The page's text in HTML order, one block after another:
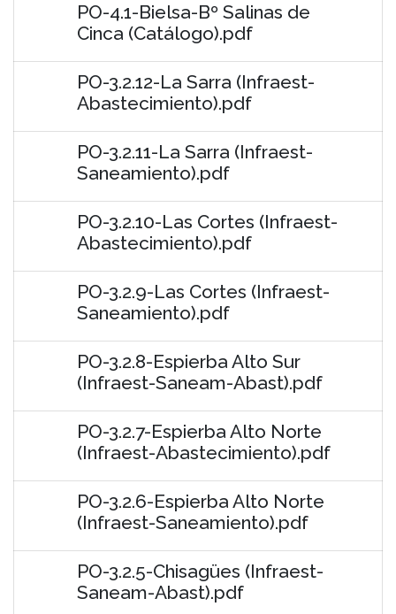
PO-4.1-Bielsa-Bº Salinas de
Cinca (Catálogo).pdf
PO-3.2.12-La Sarra (Infraest-
Abastecimiento).pdf
PO-3.2.11-La Sarra (Infraest-
Saneamiento).pdf
PO-3.2.10-Las Cortes (Infraest-
Abastecimiento).pdf
PO-3.2.9-Las Cortes (Infraest-
Saneamiento).pdf
PO-3.2.8-Espierba Alto Sur
(Infraest-Saneam-Abast).pdf
PO-3.2.7-Espierba Alto Norte
(Infraest-Abastecimiento).pdf
PO-3.2.6-Espierba Alto Norte
(Infraest-Saneamiento).pdf
PO-3.2.5-Chisagües (Infraest-
Saneam-Abast).pdf